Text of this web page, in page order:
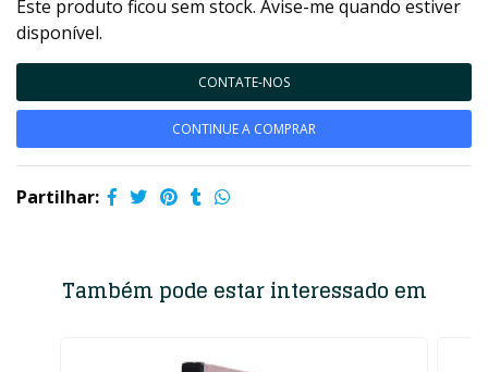
Este produto ficou sem stock. Avise-me quando estiver
disponível.
CONTATE-NOS
CONTINUE A COMPRAR
Partilhar:
Também pode estar interessado em